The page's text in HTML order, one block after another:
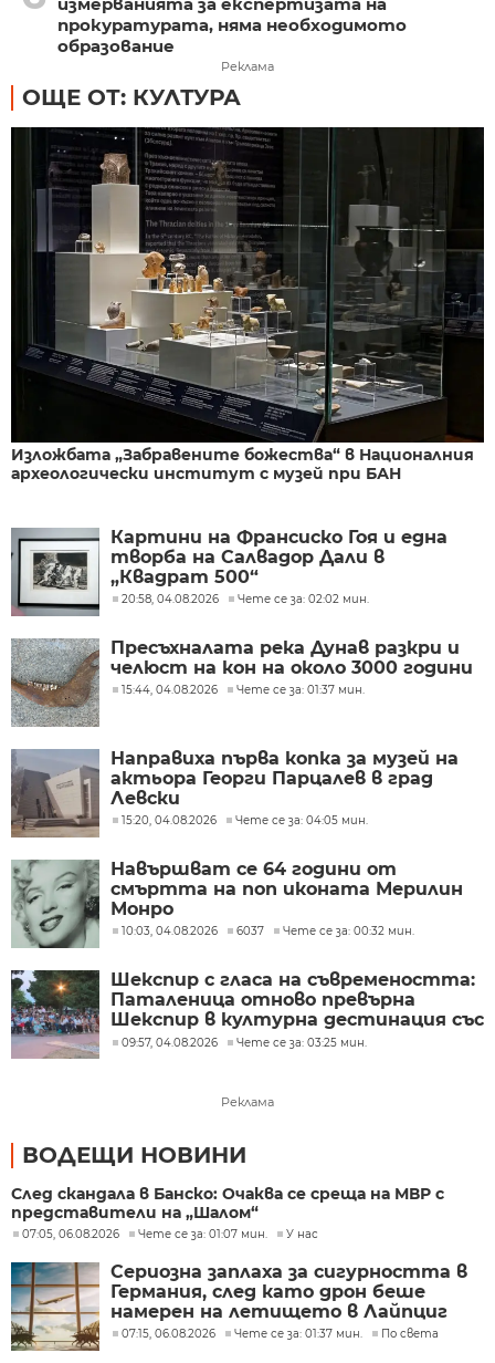
прокуратурата, няма необходимото
образование
Реклама
ОЩЕ ОТ: КУЛТУРА
Изложбата „Забравените божества“ в Националния
археологически институт с музей при БАН
Картини на Франсиско Гоя и една
творба на Салвадор Дали в
„Квадрат 500“
20:58, 04.08.2026 Чете се за: 02:02 мин.
Пресъхналата река Дунав разкри и
челюст на кон на около 3000 години
15:44, 04.08.2026 Чете се за: 01:37 мин.
Направиха първа копка за музей на
актьора Георги Парцалев в град
Левски
15:20, 04.08.2026 Чете се за: 04:05 мин.
Навършват се 64 години от
смъртта на поп иконата Мерилин
Монро
10:03, 04.08.2026 6037 Чете се за: 00:32 мин.
Шекспир с гласа на съвремеността:
Паталеница отново превърна
Шекспир в културна дестинация със
съвременен прочит
09:57, 04.08.2026 Чете се за: 03:25 мин.
Реклама
ВОДЕЩИ НОВИНИ
След скандала в Банско: Очаква се среща на МВР с
представители на „Шалом“
07:05, 06.08.2026 Чете се за: 01:07 мин. У нас
Сериозна заплаха за сигурността в
Германия, след като дрон беше
намерен на летището в Лайпциг
07:15, 06.08.2026 Чете се за: 01:37 мин. По света